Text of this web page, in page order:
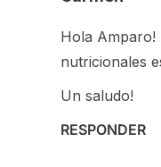
Hola Amparo!
nutricionales
Un saludo!
RESPONDER